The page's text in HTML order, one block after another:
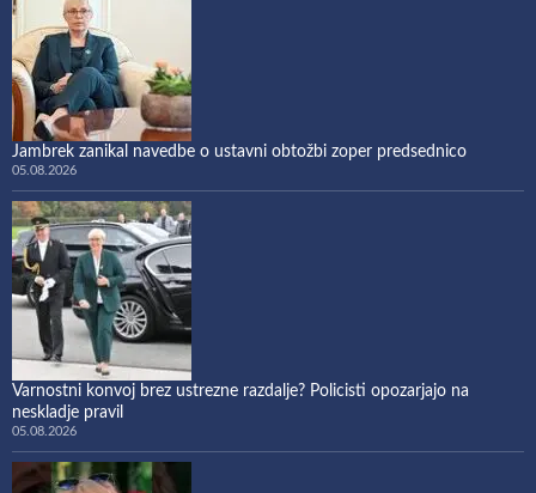
Jambrek zanikal navedbe o ustavni obtožbi zoper predsednico
05.08.2026
Varnostni konvoj brez ustrezne razdalje? Policisti opozarjajo na
neskladje pravil
05.08.2026